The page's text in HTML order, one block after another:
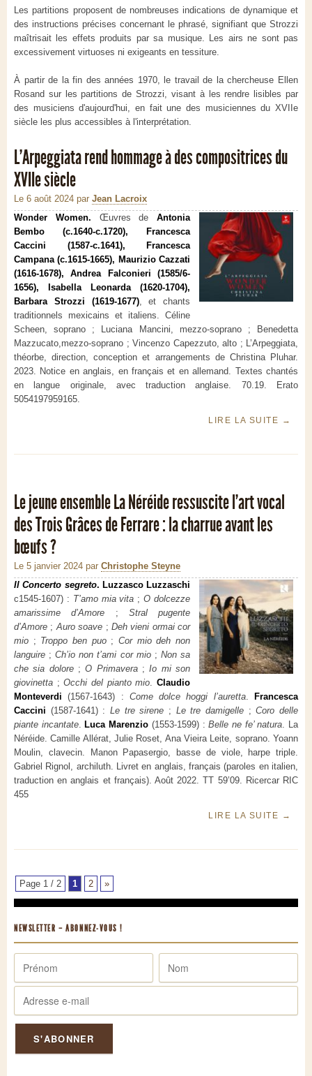
Les partitions proposent de nombreuses indications de dynamique et
des instructions précises concernant le phrasé, signifiant que Strozzi
maîtrisait les effets produits par sa musique. Les airs ne sont pas
excessivement virtuoses ni exigeants en tessiture.
À partir de la fin des années 1970, le travail de la chercheuse Ellen
Rosand sur les partitions de Strozzi, visant à les rendre lisibles par
des musiciens d'aujourd'hui, en fait une des musiciennes du XVIIe
siècle les plus accessibles à l'interprétation.
L’Arpeggiata rend hommage à des compositrices du
XVIIe siècle
Le 6 août 2024 par Jean Lacroix
Wonder Women. Œuvres de Antonia
Bembo (c.1640-c.1720), Francesca
Caccini (1587-c.1641), Francesca
Campana (c.1615-1665), Maurizio Cazzati
(1616-1678), Andrea Falconieri (1585/6-
1656), Isabella Leonarda (1620-1704),
Barbara Strozzi (1619-1677), et chants
traditionnels mexicains et italiens. Céline
Scheen, soprano ; Luciana Mancini, mezzo-soprano ; Benedetta
Mazzucato,mezzo-soprano ; Vincenzo Capezzuto, alto ; L’Arpeggiata,
théorbe, direction, conception et arrangements de Christina Pluhar.
2023. Notice en anglais, en français et en allemand. Textes chantés
en langue originale, avec traduction anglaise. 70.19. Erato
5054197959165.
LIRE LA SUITE →
Le jeune ensemble La Néréide ressuscite l’art vocal
des Trois Grâces de Ferrare : la charrue avant les
bœufs ?
Le 5 janvier 2024 par Christophe Steyne
Il Concerto segreto. Luzzasco Luzzaschi
c1545-1607) : T’amo mia vita ;O dolcezze
amarissime d’Amore ; Stral pugente
d’Amore ;Auro soave ; Deh vieni ormai cor
mio ; Troppo ben puo;Cor mio deh non
languire ;Ch’io non t’ami cor mio; Non sa
che sia dolore;O Primavera;Io mi son
giovinetta ;Occhi del pianto mio.Claudio
Monteverdi (1567-1643) : Come dolce hoggi l’auretta.
Francesca
Caccini (1587-1641) : Le tre sirene ; Le tre damigelle ;Coro delle
piante incantate. Luca Marenzio (1553-1599) :Belle ne fe’ natura. La
Néréide. Camille Allérat, Julie Roset, Ana Vieira Leite, soprano. Yoann
Moulin, clavecin. Manon Papasergio, basse de viole, harpe triple.
Gabriel Rignol, archiluth. Livret en anglais, français (paroles en italien,
traduction en anglais et français). Août 2022. TT 59’09. Ricercar RIC
455
LIRE LA SUITE →
Page 1 / 2 1 2 »
NEWSLETTER – ABONNEZ-VOUS !